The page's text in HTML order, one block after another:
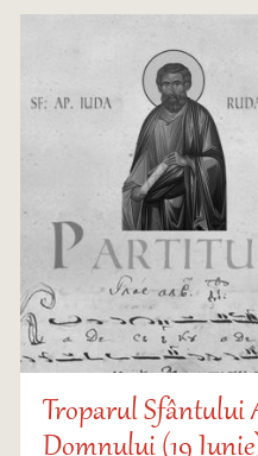
Troparul Sfântului
Domnului (19